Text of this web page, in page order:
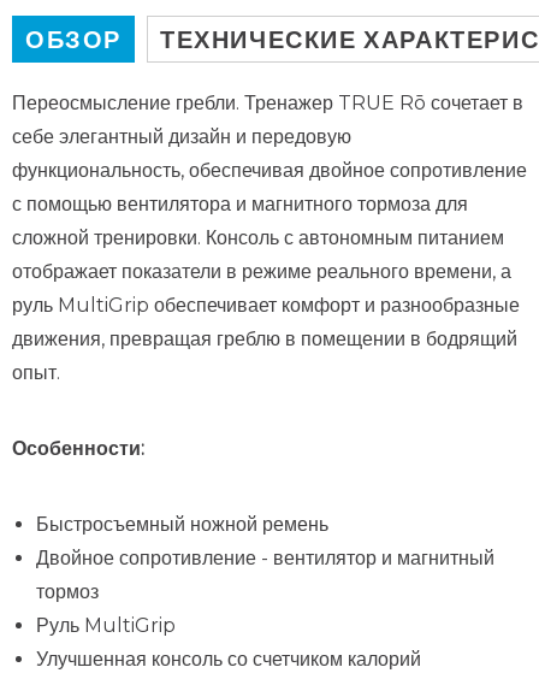
ОБЗОР ТЕХНИЧЕСКИЕ
Переосмысление гребли. Тренажер TRUE Rō сочетает в
себе элегантный дизайн и передовую
функциональность, обеспечивая двойное сопротивление
с помощью вентилятора и магнитного тормоза для
сложной тренировки. Консоль с автономным питанием
отображает показатели в режиме реального времени, а
руль MultiGrip обеспечивает комфорт и разнообразные
движения, превращая греблю в помещении в бодрящий
опыт.
Особенности:
Быстросъемный ножной ремень
Двойное сопротивление - вентилятор и магнитный
тормоз
Руль MultiGrip
Улучшенная консоль со счетчиком калорий